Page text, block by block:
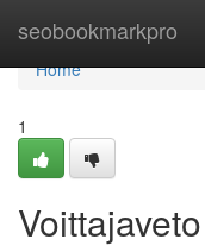
seobookmarkpro
Home
Home
1
Voittajaveto